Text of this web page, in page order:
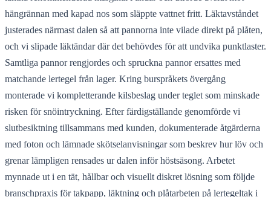
hängrännan med kapad nos som släppte vattnet fritt. Läktavståndet
justerades närmast dalen så att pannorna inte vilade direkt på plåten,
och vi slipade läktändar där det behövdes för att undvika punktlaster.
Samtliga pannor rengjordes och spruckna pannor ersattes med
matchande lertegel från lager. Kring burspråkets övergång
monterade vi kompletterande kilsbeslag under teglet som minskade
risken för snöintryckning. Efter färdigställande genomförde vi
slutbesiktning tillsammans med kunden, dokumenterade åtgärderna
med foton och lämnade skötselanvisningar som beskrev hur löv och
grenar lämpligen rensades ur dalen inför höstsäsong. Arbetet
mynnade ut i en tät, hållbar och visuellt diskret lösning som följde
branschpraxis för takpapp, läktning och plåtarbeten på lertegeltak i